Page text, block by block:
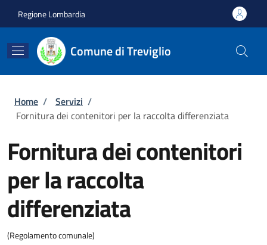
Regione Lombardia
Comune di Treviglio
Briciole di pane
Home / Servizi /
Fornitura dei contenitori per la raccolta differenziata
Fornitura dei contenitori
per la raccolta
differenziata
(Regolamento comunale)